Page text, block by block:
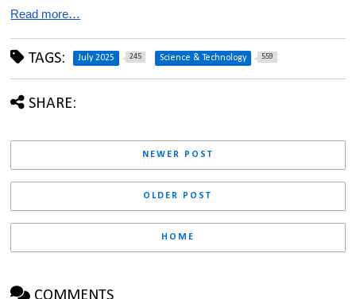
Read more…
TAGS: July 2025 245 Science & Technology 559
SHARE:
NEWER POST
OLDER POST
HOME